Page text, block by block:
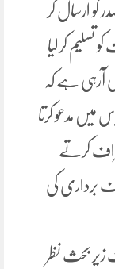
کو ارسال کر
تسلیم کرلیا
آرہی ہے کہ
میں مدعو کرتا
کرتے
برداری کی
بحث نظر